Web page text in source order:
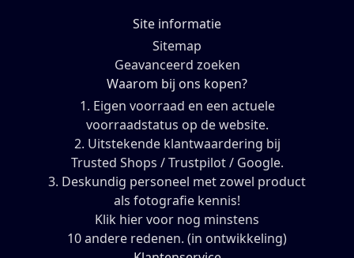
Site informatie
Sitemap
Geavanceerd zoeken
Waarom bij ons kopen?
1. Eigen voorraad en een actuele
voorraadstatus op de website.
2. Uitstekende klantwaardering bij
Trusted Shops / Trustpilot / Google.
3. Deskundig personeel met zowel product
als fotografie kennis!
Klik hier voor nog minstens
10 andere redenen. (in ontwikkeling)